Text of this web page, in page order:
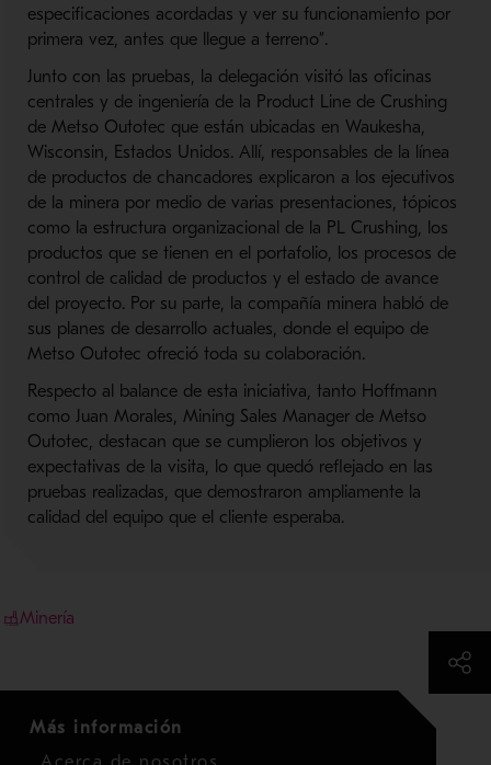
especificaciones acordadas y ver su funcionamiento por
primera vez, antes que llegue a terreno”.
Junto con las pruebas, la delegación visitó las oficinas
centrales y de ingeniería de la Product Line de Crushing
de Metso Outotec que están ubicadas en Waukesha,
Wisconsin, Estados Unidos. Allí, responsables de la línea
de productos de chancadores explicaron a los ejecutivos
de la minera por medio de varias presentaciones, tópicos
como la estructura organizacional de la PL Crushing, los
productos que se tienen en el portafolio, los procesos de
control de calidad de productos y el estado de avance
del proyecto. Por su parte, la compañía minera habló de
sus planes de desarrollo actuales, donde el equipo de
Metso Outotec ofreció toda su colaboración.
Respecto al balance de esta iniciativa, tanto Hoffmann
como Juan Morales, Mining Sales Manager de Metso
Outotec, destacan que se cumplieron los objetivos y
expectativas de la visita, lo que quedó reflejado en las
pruebas realizadas, que demostraron ampliamente la
calidad del equipo que el cliente esperaba.
Minería
Más información